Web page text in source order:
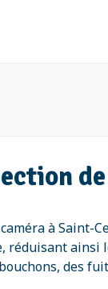
à
des